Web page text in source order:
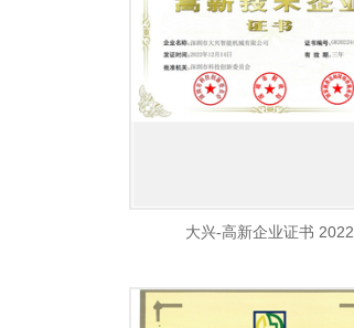
大兴-高新企业证书 2022